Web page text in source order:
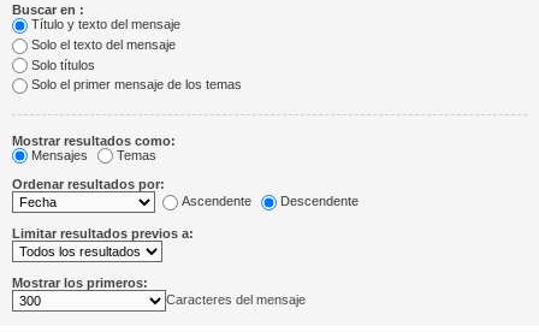
Buscar en :
Título y texto del mensaje
Solo el texto del mensaje
Solo títulos
Solo el primer mensaje de los temas
Mostrar resultados como:
Mensajes
Temas
Ordenar resultados por:
Ascendente
Descendente
Limitar resultados previos a:
Mostrar los primeros:
Caracteres del mensaje